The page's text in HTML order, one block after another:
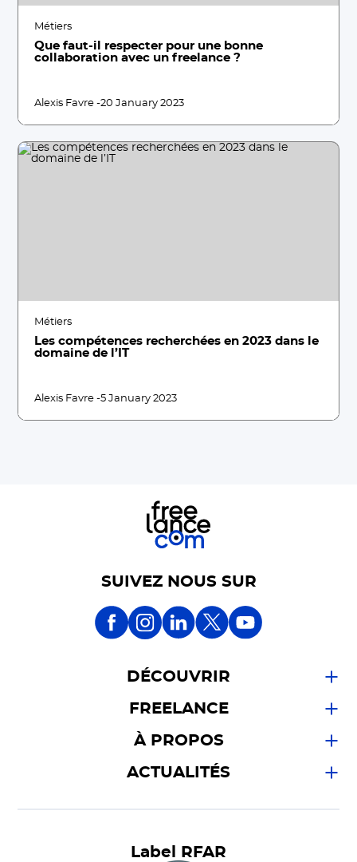
Métiers
Que faut-il respecter pour une bonne
collaboration avec un freelance ?
Alexis Favre -20 January 2023
Métiers
Les compétences recherchées en 2023 dans le
domaine de l’IT
Alexis Favre -5 January 2023
SUIVEZ NOUS SUR
DÉCOUVRIR
FREELANCE
À PROPOS
ACTUALITÉS
Label RFAR